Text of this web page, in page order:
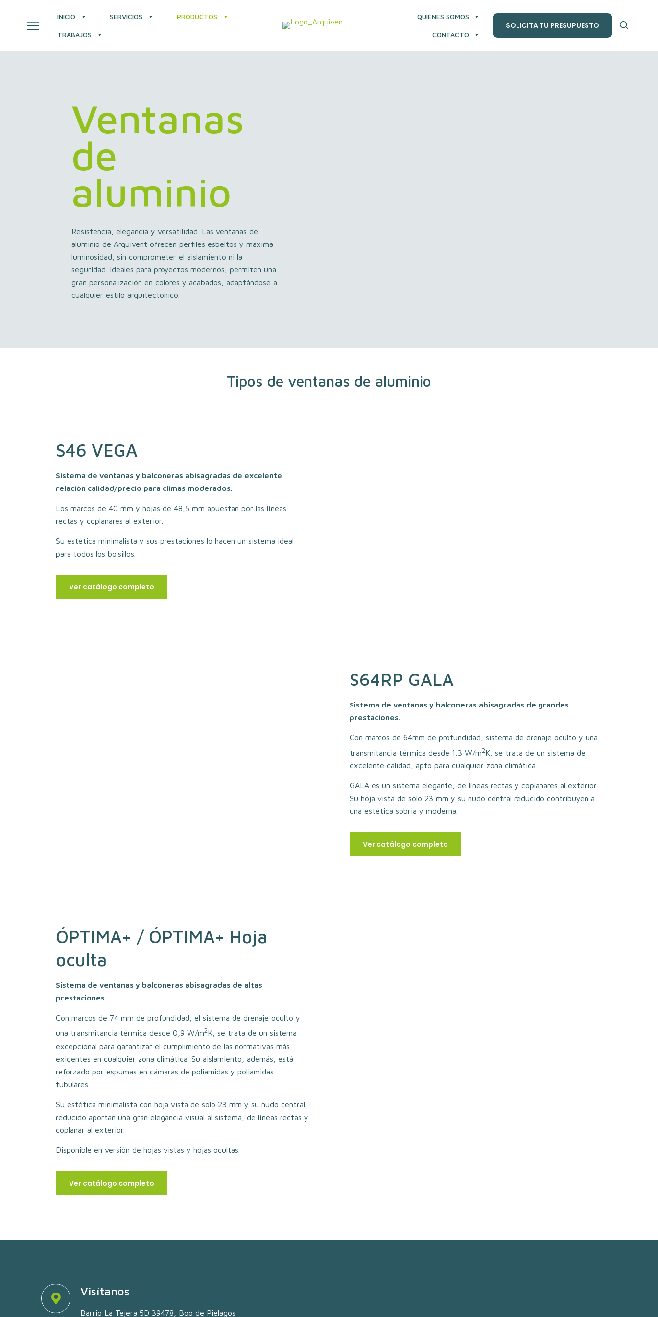
INICIO SERVICIOS PRODUCTOS
TRABAJOS
QUIÉNES SOMOS
CONTACTO
SOLICITA TU PRESUPUESTO
Ventanas
de
aluminio
Resistencia, elegancia y versatilidad. Las ventanas de
aluminio de Arquivent ofrecen perfiles esbeltos y máxima
luminosidad, sin comprometer el aislamiento ni la
seguridad. Ideales para proyectos modernos, permiten una
gran personalización en colores y acabados, adaptándose a
cualquier estilo arquitectónico.
Tipos de ventanas de aluminio
S46 VEGA
Sistema de ventanas y balconeras abisagradas de excelente
relación calidad/precio para climas moderados.
Los marcos de 40 mm y hojas de 48,5 mm apuestan por las líneas
rectas y coplanares al exterior.
Su estética minimalista y sus prestaciones lo hacen un sistema ideal
para todos los bolsillos.
Ver catálogo completo
S64RP GALA
Sistema de ventanas y balconeras abisagradas de grandes
prestaciones.
Con marcos de 64mm de profundidad, sistema de drenaje oculto y una
transmitancia térmica desde 1,3 W/m2K, se trata de un sistema de
excelente calidad, apto para cualquier zona climática.
GALA es un sistema elegante, de líneas rectas y coplanares al exterior.
Su hoja vista de solo 23 mm y su nudo central reducido contribuyen a
una estética sobria y moderna.
Ver catálogo completo
ÓPTIMA+ / ÓPTIMA+ Hoja
oculta
Sistema de ventanas y balconeras abisagradas de altas
prestaciones.
Con marcos de 74 mm de profundidad, el sistema de drenaje oculto y
una transmitancia térmica desde 0,9 W/m2K, se trata de un sistema
excepcional para garantizar el cumplimiento de las normativas más
exigentes en cualquier zona climática. Su aislamiento, además, está
reforzado por espumas en cámaras de poliamidas y poliamidas
tubulares.
Su estética minimalista con hoja vista de solo 23 mm y su nudo central
reducido aportan una gran elegancia visual al sistema, de líneas rectas y
coplanar al exterior.
Disponible en versión de hojas vistas y hojas ocultas.
Ver catálogo completo
Visítanos
Barrio La Tejera 5D 39478, Boo de Piélagos